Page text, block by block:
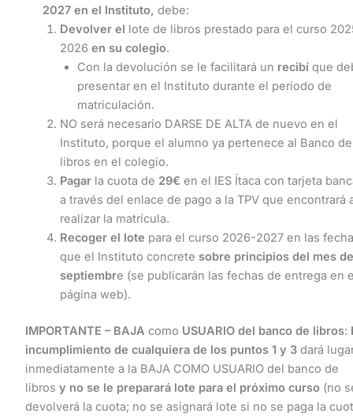
2027 en el Instituto, debe:
Devolver el lote de libros prestado para el curso
2026 en su colegio.
Con la devolución se le facilitará un recibí que
presentar en el Instituto durante el periodo de
matriculación.
NO será necesario DARSE DE ALTA de nuevo en el
Instituto, porque el alumno ya pertenece al Banco de
libros en el colegio.
Pagarla cuota de 29€ en el IES Ítaca con tarjeta
a través del enlace de pago a la TPV que encontrará
realizar la matrícula.
Recogerel lote para el curso 2026-2027 en las
que el Instituto concrete sobre principios del mes de
septiembre (se publicarán las fechas de entrega en
página web).
IMPORTANTE – BAJA como USUARIO del banco de libros:
incumplimiento de cualquiera de los puntos 1 y 3 dará
inmediatamente a la BAJA COMO USUARIO del banco de
libros y no se le preparará lote para el próximo curso (no
devolverá la cuota; no se asignará lote si no se paga la